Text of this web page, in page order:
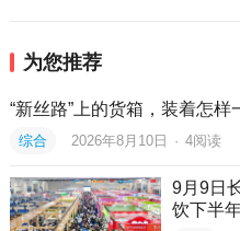
为您推荐
“新丝路”上的货箱，装着怎样
综合 2026年8月10日 · 4阅读
9月9日
饮下半